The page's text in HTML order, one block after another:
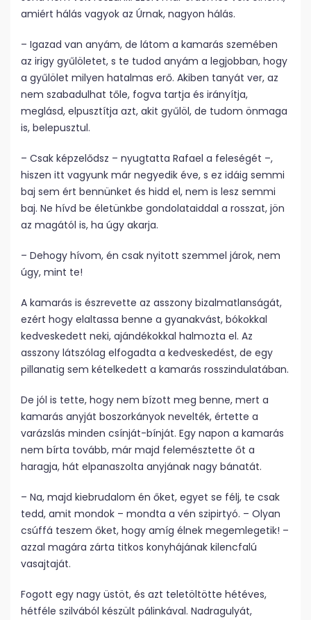
amiért hálás vagyok az Úrnak, nagyon hálás.
– Igazad van anyám, de látom a kamarás szemében
az irigy gyűlöletet, s te tudod anyám a legjobban, hogy
a gyűlölet milyen hatalmas erő. Akiben tanyát ver, az
nem szabadulhat tőle, fogva tartja és irányítja,
meglásd, elpusztítja azt, akit gyűlöl, de tudom önmaga
is, belepusztul.
– Csak képzelődsz – nyugtatta Rafael a feleségét –,
hiszen itt vagyunk már negyedik éve, s ez idáig semmi
baj sem ért bennünket és hidd el, nem is lesz semmi
baj. Ne hívd be életünkbe gondolataiddal a rosszat, jön
az magától is, ha úgy akarja.
– Dehogy hívom, én csak nyitott szemmel járok, nem
úgy, mint te!
A kamarás is észrevette az asszony bizalmatlanságát,
ezért hogy elaltassa benne a gyanakvást, bókokkal
kedveskedett neki, ajándékokkal halmozta el. Az
asszony látszólag elfogadta a kedveskedést, de egy
pillanatig sem kételkedett a kamarás rosszindulatában.
De jól is tette, hogy nem bízott meg benne, mert a
kamarás anyját boszorkányok nevelték, értette a
varázslás minden csínját-bínját. Egy napon a kamarás
nem bírta tovább, már majd felemésztette őt a
haragja, hát elpanaszolta anyjának nagy bánatát.
– Na, majd kiebrudalom én őket, egyet se félj, te csak
tedd, amit mondok – mondta a vén szipirtyó. – Olyan
csúffá teszem őket, hogy amíg élnek megemlegetik! –
azzal magára zárta titkos konyhájának kilencfalú
vasajtaját.
Fogott egy nagy üstöt, és azt teletöltötte hétéves,
hétféle szilvából készült pálinkával. Nadragulyát,